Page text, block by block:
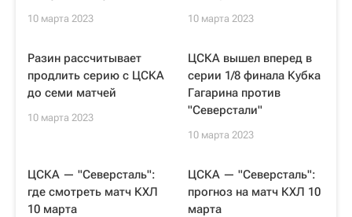
10 марта 2023 10 марта 2023
Разин рассчитывает
продлить серию с ЦСКА
до семи матчей
10 марта 2023
ЦСКА вышел вперед в
серии 1/8 финала Кубка
Гагарина против
"Северстали"
10 марта 2023
ЦСКА — "Северсталь":
где смотреть матч КХЛ
10 марта
ЦСКА — "Северсталь":
прогноз на матч КХЛ 10
марта